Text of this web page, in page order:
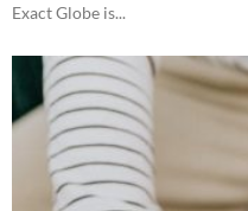
Exact Globe is...